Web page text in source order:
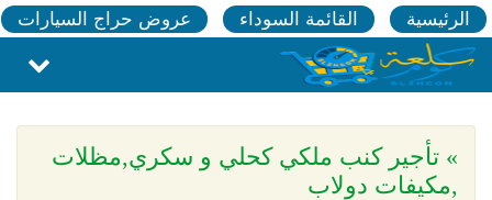
الرئيسية القائمة السوداء عروض حراج السيارات
» تأجير كنب ملكي كحلي و سكري,مظلات
,مكيفات دولاب